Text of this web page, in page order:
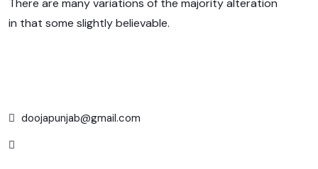
There are many variations of the majority alteration
in that some slightly believable.
doojapunjab@gmail.com